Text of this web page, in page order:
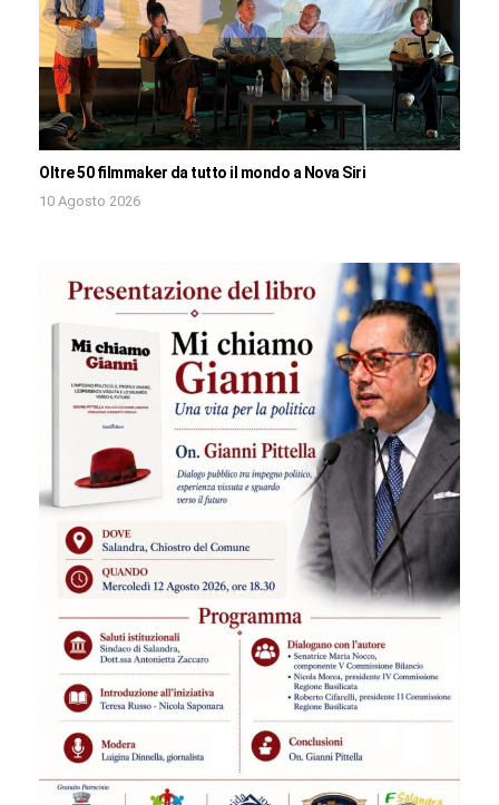
Oltre 50 filmmaker da tutto il mondo a Nova Siri
10 Agosto 2026